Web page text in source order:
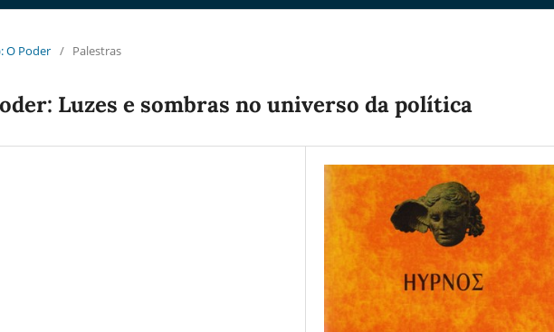
O Poder / Palestras
Luzes e sombras no universo da política